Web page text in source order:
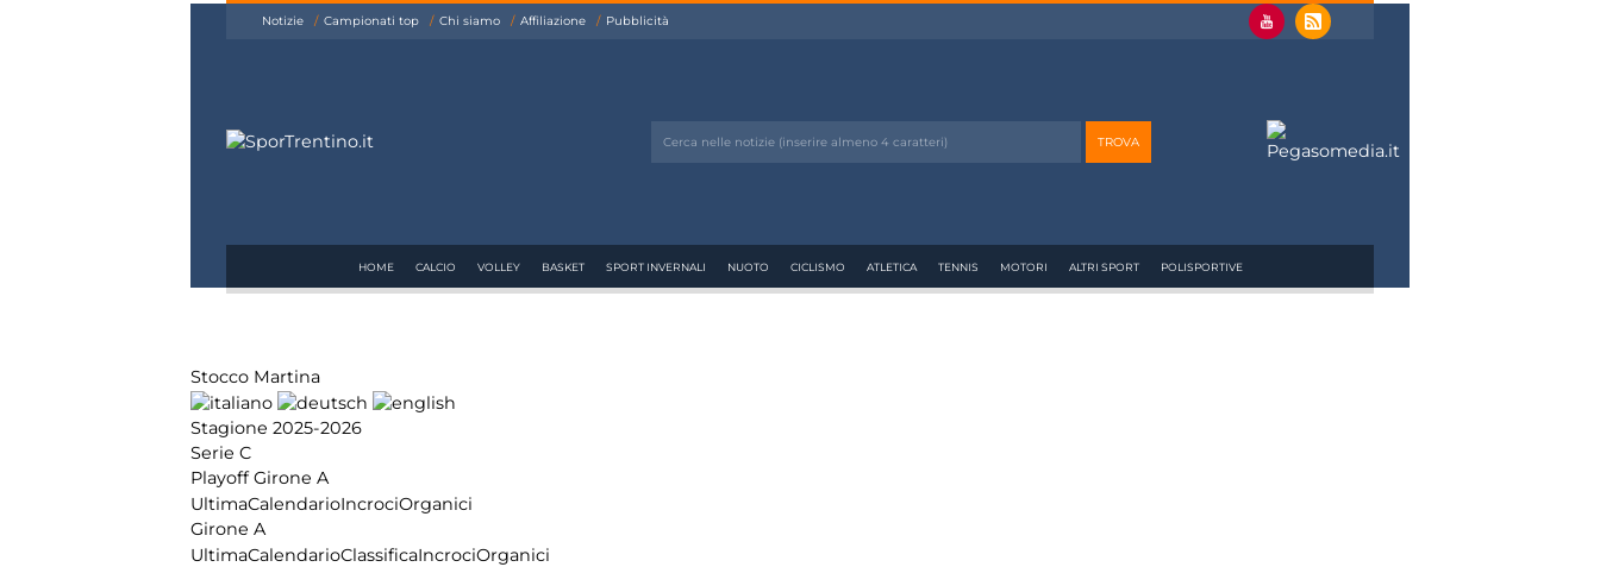
Notizie Campionati top Chi siamo Affiliazione Pubblicità
HOME CALCIO VOLLEY BASKET SPORT INVERNALI NUOTO CICLISMO ATLETICA TENNIS MOTORI ALTRI SPORT POLISPORTIVE
Stocco Martina
Stagione 2025-2026
Serie C
Playoff Girone A
UltimaCalendarioIncrociOrganici
Girone A
UltimaCalendarioClassificaIncrociOrganici